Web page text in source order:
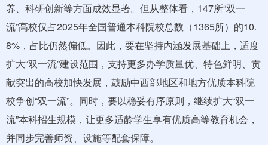
养、科研创新等方面成效显著。但从整体看，147所“双一
流”高校仅占2025年全国普通本科院校总数（1365所）的10.
8%，占比仍然偏低。因此，要在坚持内涵发展基础上，适度
扩大“双一流”建设范围，支持更多办学质量优、特色鲜明、贡
献突出的高校加快发展，鼓励中西部地区和地方优质本科院
校争创“双一流”。同时，要以稳妥有序原则，继续扩大“双一
流”本科招生规模，让更多适龄学生享有优质高等教育机会，
并同步完善师资、设施等配套保障。